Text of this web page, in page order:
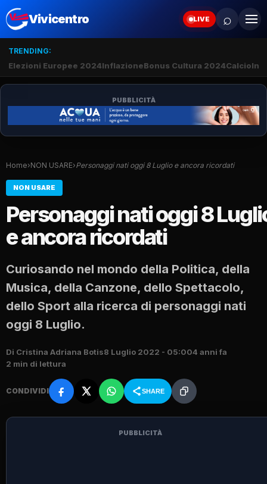
Vivicentro LIVE ⌕
TRENDING:
Elezioni Europee 2024InflazioneBonus Cultura 2024Calcio
PUBBLICITÀ
Home›NON USARE›Personaggi nati oggi 8 Luglio e ancora ricordati
NON USARE
Personaggi nati oggi 8
e ancora ricordati
Curiosando nel mondo della Politica, della
Musica, della Canzone, dello Spettacolo,
dello Sport alla ricerca di personaggi nati
oggi 8 Luglio.
Di Cristina Adriana Botis8 Luglio 2022 - 05:004 anni fa
2 min di lettura
CONDIVIDI SHARE
PUBBLICITÀ